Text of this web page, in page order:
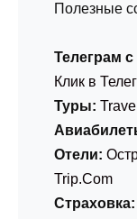
Полезные
Телеграм
Клик в
Туры:
Отели:
Trip.Com
Страховка: